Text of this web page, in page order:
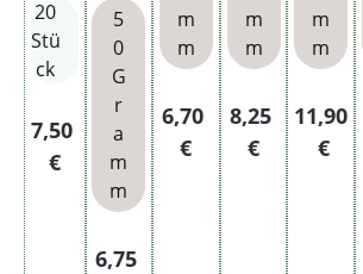
20
Stü
ck
Regulärer Preis:
7,50
€
h
5
0
G
r
a
m
m
Regulärer Preis:
6,75
m
m
Regulärer Preis:
6,70
€
m
m
Regulärer
8,25
€
m
m
11,90
€